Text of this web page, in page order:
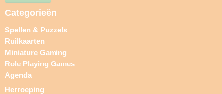
Categorieën
Spellen & Puzzels
Ruilkaarten
Miniature Gaming
Role Playing Games
Agenda
Herroeping